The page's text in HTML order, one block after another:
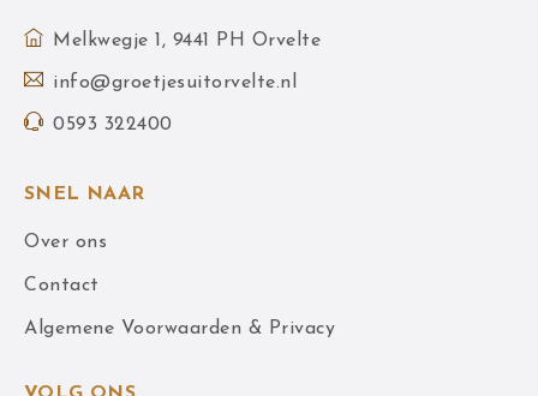
Melkwegje 1, 9441 PH Orvelte
info@groetjesuitorvelte.nl
0593 322400
SNEL NAAR
Over ons
Contact
Algemene Voorwaarden & Privacy